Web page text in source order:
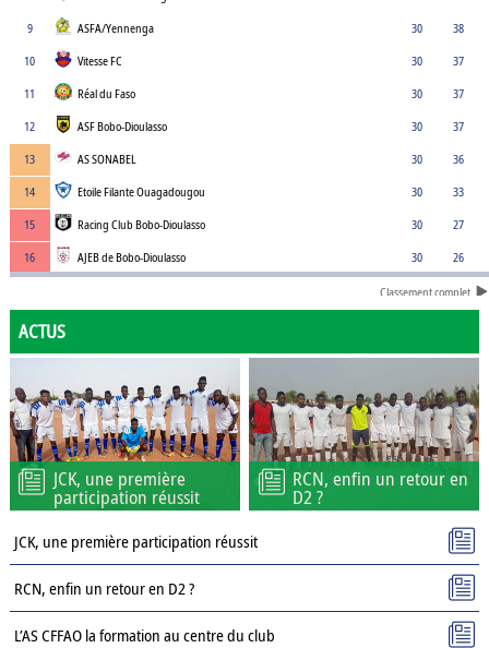
9
ASFA/Yennenga 30
38
10
Vitesse FC 30
37
11
Réal du Faso 30
37
12
ASF Bobo-Dioulasso 30
37
13
AS SONABEL 30
36
14
Etoile Filante Ouagadougou 30
33
15
Racing Club Bobo-Dioulasso 30
27
16
AJEB de Bobo-Dioulasso 30 26
Classement complet
ACTUS
JCK, une première
participation réussit
RCN, enfin un retour en
D2 ?
JCK, une première participation réussit
RCN, enfin un retour en D2 ?
L’AS CFFAO la formation au centre du club